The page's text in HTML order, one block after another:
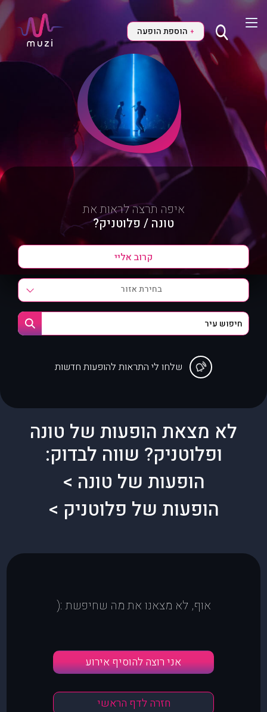
+ הוספת הופעה
איפה תרצה לראות את
טונה / פלוטניק?
בחירת אזור
שלחו לי התראות להופעות חדשות
לא מצאת הופעות של טונה
ופלוטניק? שווה לבדוק:
הופעות של טונה >
הופעות של פלוטניק >
אוף, לא מצאנו את מה שחיפשת :(
אני רוצה להוסיף אירוע
חזרה לדף הראשי